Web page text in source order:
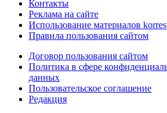
Контакты
Реклама на сайте
Использование материалов
Правила пользования сайтом
Договор пользования сайтом
Политика в сфере
данных
Пользовательское соглашение
Редакция